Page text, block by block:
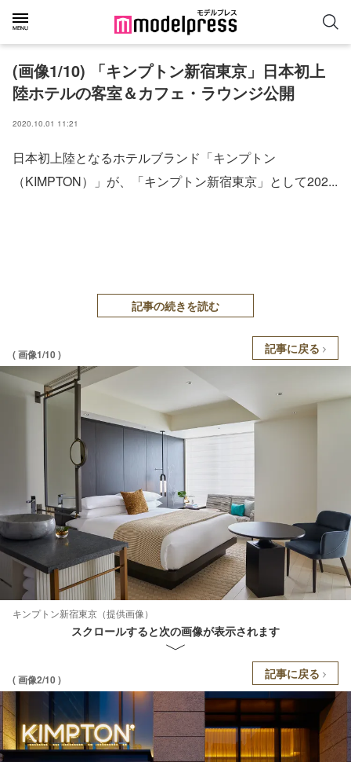
(画像1/10) 「キンプトン新宿東京」日本初上
陸ホテルの客室＆カフェ・ラウンジ公開
2020.10.01 11:21
日本初上陸となるホテルブランド「キンプトン
（KIMPTON）」が、「キンプトン新宿東京」として202...
記事の続きを読む
( 画像1/10 ) 記事に戻る
キンプトン新宿東京（提供画像）
スクロールすると次の画像が表示されます
( 画像2/10 ) 記事に戻る